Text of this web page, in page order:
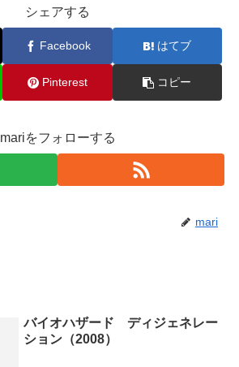
シェアする
Facebook はてブ
Pinterest コピー
mariをフォローする
mari
バイオハザード ディジェネレー
ション（2008）